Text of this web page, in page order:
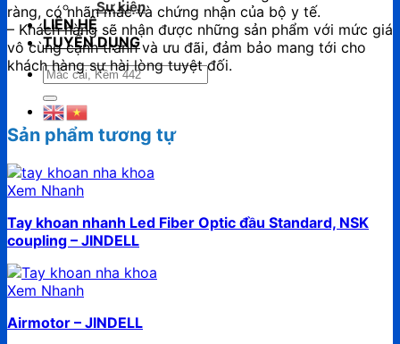
Sự kiện
LIÊN HỆ
TUYỂN DỤNG
Tìm
ràng, có nhãn mác và chứng nhận của bộ y tế.
– Khách hàng sẽ nhận được những sản phẩm với mức giá
vô cùng cạnh tranh và ưu đãi, đảm bảo mang tới cho
khách hàng sự hài lòng tuyệt đối.
Sản phẩm tương tự
Xem Nhanh
Tay khoan nhanh Led Fiber Optic đầu Standard, NSK
coupling – JINDELL
Xem Nhanh
Airmotor – JINDELL